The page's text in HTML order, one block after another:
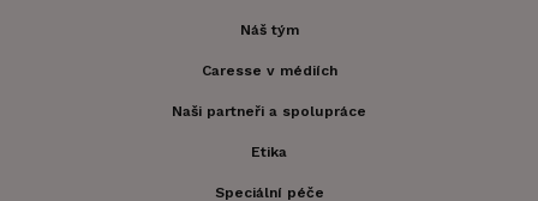
Náš tým
Caresse v médiích
Naši partneři a spolupráce
Etika
Speciální péče